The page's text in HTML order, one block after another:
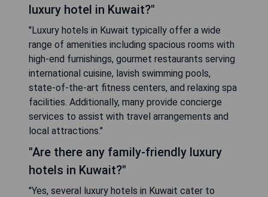
luxury hotel in Kuwait?"
"Luxury hotels in Kuwait typically offer a wide
range of amenities including spacious rooms with
high-end furnishings, gourmet restaurants serving
international cuisine, lavish swimming pools,
state-of-the-art fitness centers, and relaxing spa
facilities. Additionally, many provide concierge
services to assist with travel arrangements and
local attractions."
"Are there any family-friendly luxury
hotels in Kuwait?"
"Yes, several luxury hotels in Kuwait cater to